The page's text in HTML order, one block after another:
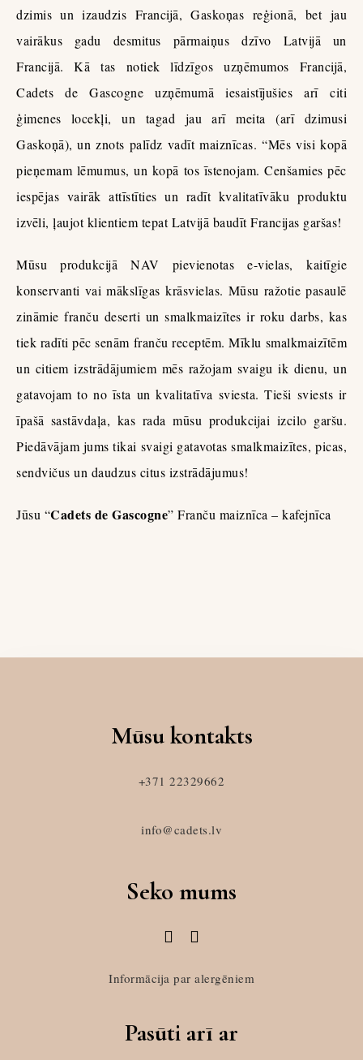
dzimis un izaudzis Francijā, Gaskoņas reģionā, bet jau
vairākus gadu desmitus pārmaiņus dzīvo Latvijā un
Francijā. Kā tas notiek līdzīgos uzņēmumos Francijā,
Cadets de Gascogne uzņēmumā iesaistījušies arī citi
ģimenes locekļi, un tagad jau arī meita (arī dzimusi
Gaskoņā), un znots palīdz vadīt maiznīcas. “Mēs visi kopā
pieņemam lēmumus, un kopā tos īstenojam. Cenšamies pēc
iespējas vairāk attīstīties un radīt kvalitatīvāku produktu
izvēli, ļaujot klientiem tepat Latvijā baudīt Francijas garšas!
Mūsu produkcijā NAV pievienotas e-vielas, kaitīgie
konservanti vai mākslīgas krāsvielas. Mūsu ražotie pasaulē
zināmie franču deserti un smalkmaizītes ir roku darbs, kas
tiek radīti pēc senām franču receptēm. Mīklu smalkmaizītēm
un citiem izstrādājumiem mēs ražojam svaigu ik dienu, un
gatavojam to no īsta un kvalitatīva sviesta. Tieši sviests ir
īpašā sastāvdaļa, kas rada mūsu produkcijai izcilo garšu.
Piedāvājam jums tikai svaigi gatavotas smalkmaizītes, picas,
sendvičus un daudzus citus izstrādājumus!
Jūsu “Cadets de Gascogne” Franču maiznīca – kafejnīca
Mūsu kontakts
+371 22329662
info@cadets.lv
Seko mums
Informācija par alergēniem
Pasūti arī ar